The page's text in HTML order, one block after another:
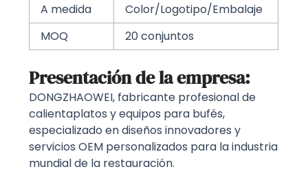
A medida
Color/Logotipo/Embalaje
MOQ
20 conjuntos
Presentación de la empresa:
DONGZHAOWEI, fabricante profesional de
calientaplatos y equipos para bufés,
especializado en diseños innovadores y
servicios OEM personalizados para la industria
mundial de la restauración.